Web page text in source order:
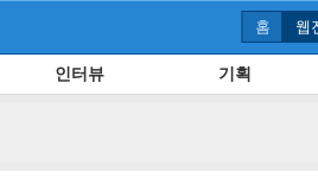
홈 웹
인터뷰 기획